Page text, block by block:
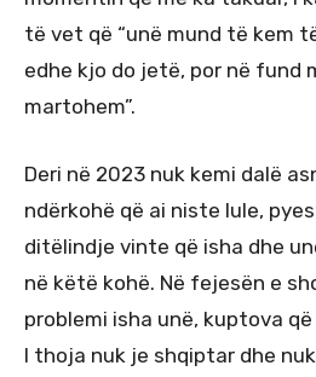
të vet që “unë mund të kem
edhe kjo do jetë, por në fund
martohem”.
Deri në 2023 nuk kemi dalë
ndërkohë që ai niste lule,
ditëlindje vinte që isha dhe
në këtë kohë. Në fejesën e
problemi isha unë, kuptova
I thoja nuk je shqiptar dhe